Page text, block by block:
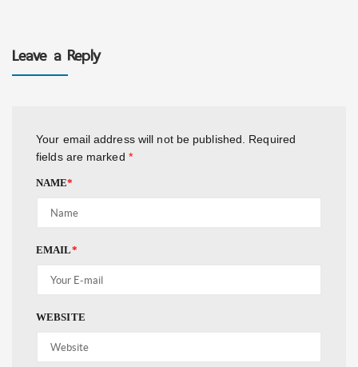
Leave a Reply
Your email address will not be published. Required
fields are marked *
NAME*
EMAIL*
WEBSITE